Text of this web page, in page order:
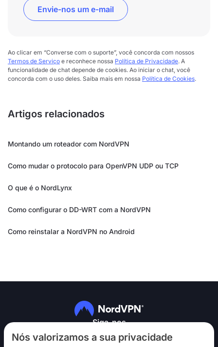
Nós valorizamos a sua privacidade
Envie-nos um e-mail
Ao clicar em “Converse com o suporte”, você concorda com nossos
Termos de Serviço e reconhece nossa Política de Privacidade. A
funcionalidade de chat depende de cookies. Ao iniciar o chat, você
concorda com o uso deles. Saiba mais em nossa Política de Cookies.
Artigos relacionados
Montando um roteador com NordVPN
Como mudar o protocolo para OpenVPN UDP ou TCP
O que é o NordLynx
Como configurar o DD-WRT com a NordVPN
Como reinstalar a NordVPN no Android
Siga-nos